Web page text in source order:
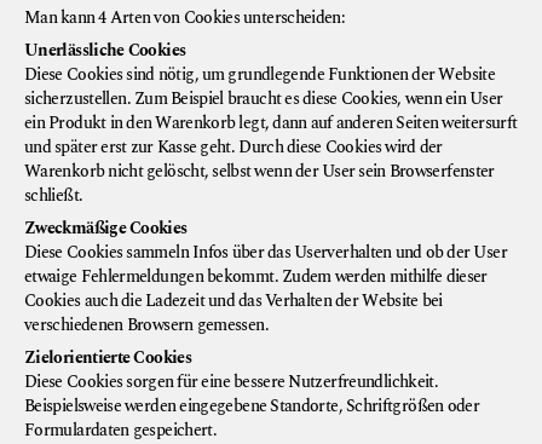
Man kann 4 Arten von Cookies unterscheiden:
Unerlässliche Cookies
Diese Cookies sind nötig, um grundlegende Funktionen der Website
sicherzustellen. Zum Beispiel braucht es diese Cookies, wenn ein User
ein Produkt in den Warenkorb legt, dann auf anderen Seiten weitersurft
und später erst zur Kasse geht. Durch diese Cookies wird der
Warenkorb nicht gelöscht, selbst wenn der User sein Browserfenster
schließt.
Zweckmäßige Cookies
Diese Cookies sammeln Infos über das Userverhalten und ob der User
etwaige Fehlermeldungen bekommt. Zudem werden mithilfe dieser
Cookies auch die Ladezeit und das Verhalten der Website bei
verschiedenen Browsern gemessen.
Zielorientierte Cookies
Diese Cookies sorgen für eine bessere Nutzerfreundlichkeit.
Beispielsweise werden eingegebene Standorte, Schriftgrößen oder
Formulardaten gespeichert.